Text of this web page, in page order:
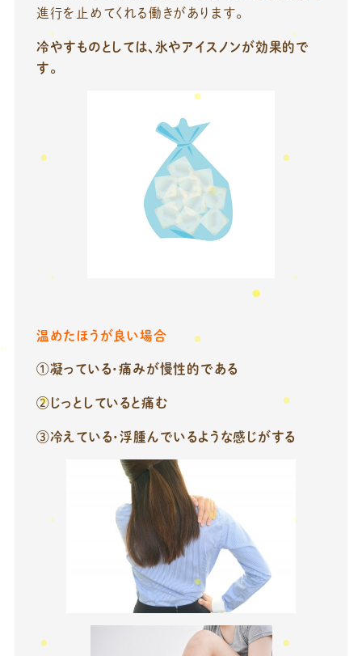
進行を止めてくれる働きがあります。
冷やすものとしては、氷やアイスノンが効果的で
す。
温めたほうが良い場合
①凝っている・痛みが慢性的である
②じっとしていると痛む
③冷えている・浮腫んでいるような感じがする